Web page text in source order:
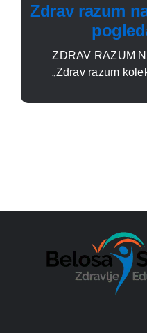
Zdrav razum
ZDRAV RAZUM
„Zdrav razum